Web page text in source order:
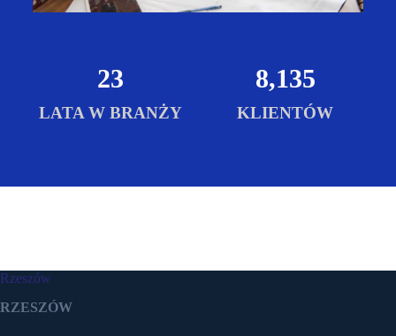
LATA W BRANŻY
23
KLIENTÓW
8,135
Rzeszów
RZESZÓW